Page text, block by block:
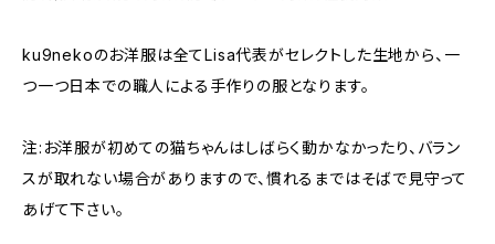
ku9nekoのお洋服は全てLisa代表がセレクトした生地から、一
つ一つ日本での職人による手作りの服となります。
注:お洋服が初めての猫ちゃんはしばらく動かなかったり、バラン
スが取れない場合がありますので、慣れるまではそばで見守って
あげて下さい。